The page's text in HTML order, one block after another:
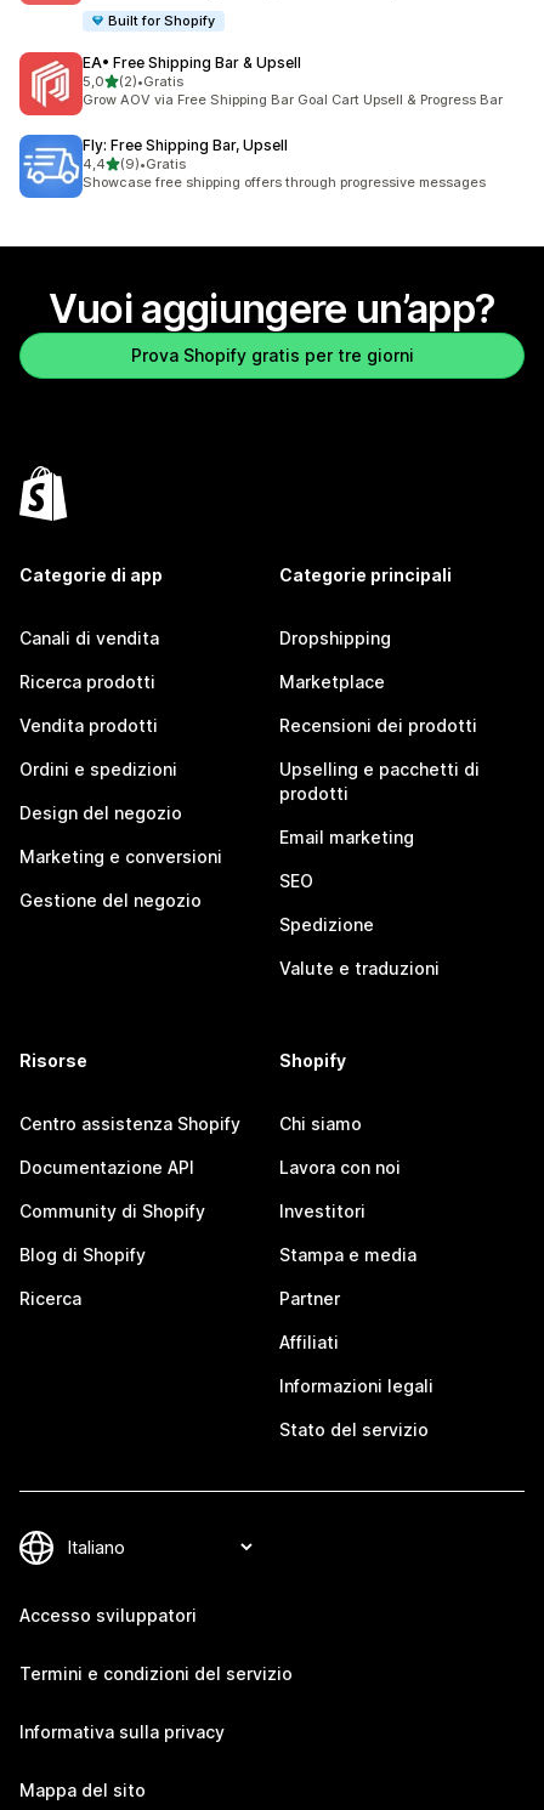
Built for Shopify
EA• Free Shipping Bar & Upsell
5,0stelle su 5
(2)
2 recensioni totali
•Gratis
Grow AOV via Free Shipping Bar Goal Cart Upsell & Progress Bar
Fly: Free Shipping Bar, Upsell
4,4stelle su 5
(9)
9 recensioni totali
•Gratis
Showcase free shipping offers through progressive messages
Vuoi aggiungere un’app?
Prova Shopify gratis per tre giorni
Categorie di app
Canali di vendita
Ricerca prodotti
Vendita prodotti
Ordini e spedizioni
Design del negozio
Marketing e conversioni
Gestione del negozio
Categorie principali
Dropshipping
Marketplace
Recensioni dei prodotti
Upselling e pacchetti di
prodotti
Email marketing
SEO
Spedizione
Valute e traduzioni
Risorse
Centro assistenza Shopify
Documentazione API
Community di Shopify
Blog di Shopify
Ricerca
Shopify
Chi siamo
Lavora con noi
Investitori
Stampa e media
Partner
Affiliati
Informazioni legali
Stato del servizio
Accesso sviluppatori
Termini e condizioni del servizio
Informativa sulla privacy
Mappa del sito